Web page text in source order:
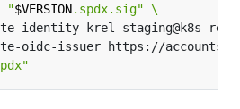
"$VERSION.spdx.sig"
identity krel-staging@k8s-
oidc-issuer https://